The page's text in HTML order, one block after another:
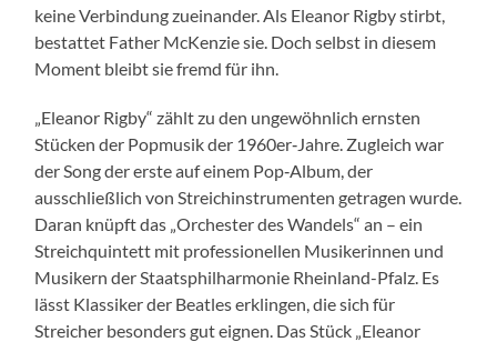
keine Verbindung zueinander. Als Eleanor Rigby stirbt,
bestattet Father McKenzie sie. Doch selbst in diesem
Moment bleibt sie fremd für ihn.
„Eleanor Rigby“ zählt zu den ungewöhnlich ernsten
Stücken der Popmusik der 1960er‑Jahre. Zugleich war
der Song der erste auf einem Pop‑Album, der
ausschließlich von Streichinstrumenten getragen wurde.
Daran knüpft das „Orchester des Wandels“ an – ein
Streichquintett mit professionellen Musikerinnen und
Musikern der Staatsphilharmonie Rheinland-Pfalz. Es
lässt Klassiker der Beatles erklingen, die sich für
Streicher besonders gut eignen. Das Stück „Eleanor